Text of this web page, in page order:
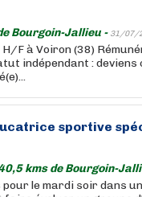
Bourgoin-Jallieu - 31/07/
F à Voiron (38)
indépendant :
sportive
kms de Bourgoin-
le mardi soir dans